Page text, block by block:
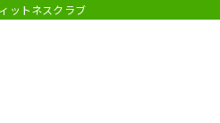
ットネスクラブ